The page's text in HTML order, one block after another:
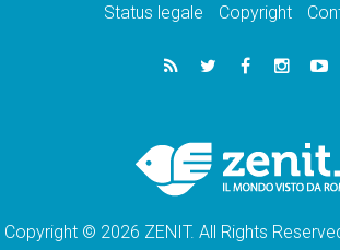
Status legale
Copyright
Copyright © 2026 ZENIT. All Rights